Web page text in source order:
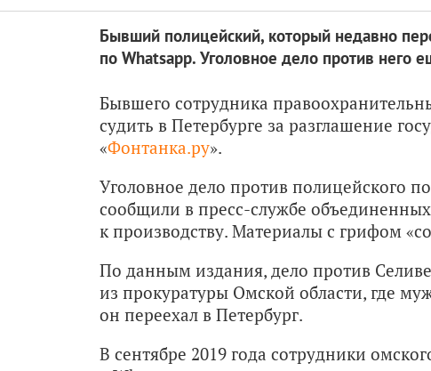
Бывший полицейский, который недавно
по Whatsapp. Уголовное дело против него
Бывшего сотрудника
судить в Петербурге за разглашение
«Фонтанка.ру».
Уголовное дело против полицейского
сообщили в пресс-службе
к производству. Материалы с грифом
По данным издания, дело против
из прокуратуры Омской области, где
он переехал в Петербург.
В сентябре 2019 года сотрудники